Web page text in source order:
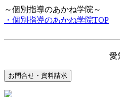
～個別指導のあかね学院～
・個別指導のあかね学院TOP
愛
お問合せ・資料請求